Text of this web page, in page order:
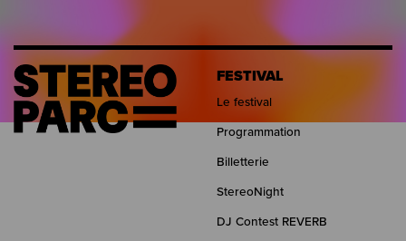
FESTIVAL
Le festival
Programmation
Billetterie
StereoNight
DJ Contest REVERB